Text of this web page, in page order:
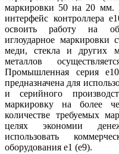
маркировки 50 на 20 мм.
интерфейс контроллера
освоить работу на
иглоударное маркировки
меди, стекла и других
металлов
Промышленная серия e10
предназначена для
и серийного
маркировку на более
количестве требуемых
целях экономии
использовать
оборудования e1 (e9).